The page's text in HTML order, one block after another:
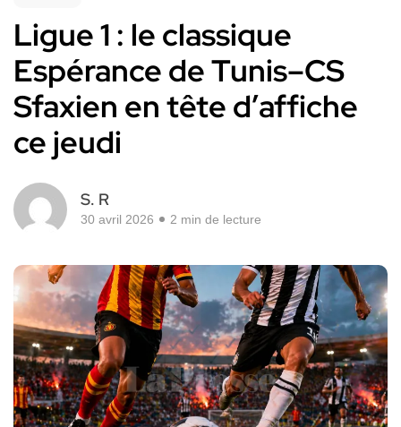
Ligue 1 : le classique
Espérance de Tunis–CS
Sfaxien en tête d’affiche
ce jeudi
S. R
30 avril 2026 2 min de lecture